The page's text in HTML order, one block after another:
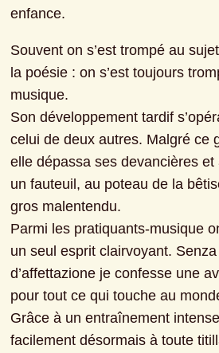
enfance.
Souvent on s’est trompé au
la poésie : on s’est toujours
musique.
Son développement tardif
celui de deux autres. Malgré ce
elle dépassa ses devancières
un fauteuil, au poteau de la
gros malentendu.
Parmi les pratiquants-musique
un seul esprit clairvoyant.
d’affettazione je confesse une
pour tout ce qui touche au
Grâce à un entraînement
facilement désormais à toute